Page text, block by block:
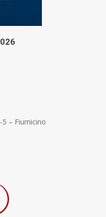
– Fiumicino